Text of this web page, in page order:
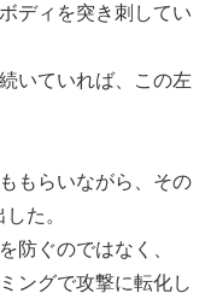
ディを突き刺してい
いていれば、この左
もらいながら、その
た。
防ぐのではなく、
ングで攻撃に転化し